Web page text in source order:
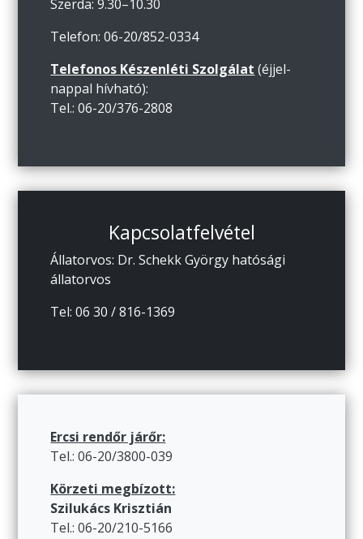
Szerda: 9.30–10.30
Telefon: 06-20/852-0334
Telefonos Készenléti Szolgálat (éjjel-
nappal hívható):
Tel.: 06-20/376-2808
Kapcsolatfelvétel
Állatorvos: Dr. Schekk György hatósági
állatorvos
Tel: 06 30 / 816-1369
Ercsi rendőr járőr:
Tel.: 06-20/3800-039
Körzeti megbízott:
Szilukács Krisztián
Tel.: 06-20/210-5166